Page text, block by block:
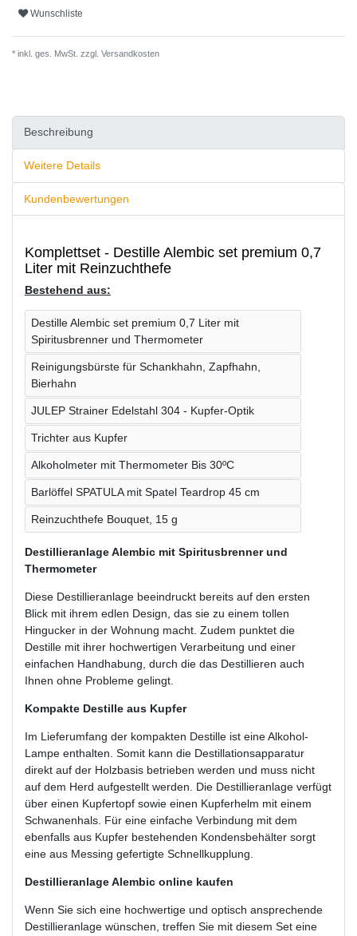
Wunschliste
* inkl. ges. MwSt. zzgl. Versandkosten
Beschreibung
Weitere Details
Kundenbewertungen
Komplettset - Destille Alembic set premium 0,7
Liter mit Reinzuchthefe
Bestehend aus:
Destille Alembic set premium 0,7 Liter mit
Spiritusbrenner und Thermometer
Reinigungsbürste für Schankhahn, Zapfhahn,
Bierhahn
JULEP Strainer Edelstahl 304 - Kupfer-Optik
Trichter aus Kupfer
Alkoholmeter mit Thermometer Bis 30ºC
Barlöffel SPATULA mit Spatel Teardrop 45 cm
Reinzuchthefe Bouquet, 15 g
Destillieranlage Alembic mit Spiritusbrenner und
Thermometer
Diese Destillieranlage beeindruckt bereits auf den ersten
Blick mit ihrem edlen Design, das sie zu einem tollen
Hingucker in der Wohnung macht. Zudem punktet die
Destille mit ihrer hochwertigen Verarbeitung und einer
einfachen Handhabung, durch die das Destillieren auch
Ihnen ohne Probleme gelingt.
Kompakte Destille aus Kupfer
Im Lieferumfang der kompakten Destille ist eine Alkohol-
Lampe enthalten. Somit kann die Destillationsapparatur
direkt auf der Holzbasis betrieben werden und muss nicht
auf dem Herd aufgestellt werden. Die Destillieranlage verfügt
über einen Kupfertopf sowie einen Kupferhelm mit einem
Schwanenhals. Für eine einfache Verbindung mit dem
ebenfalls aus Kupfer bestehenden Kondensbehälter sorgt
eine aus Messing gefertigte Schnellkupplung.
Destillieranlage Alembic online kaufen
Wenn Sie sich eine hochwertige und optisch ansprechende
Destillieranlage wünschen, treffen Sie mit diesem Set eine